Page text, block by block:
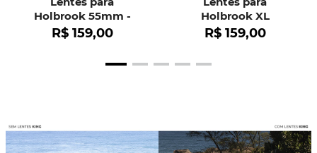
Holbrook 55mm -
OO9102
R$ 159,00
Holbrook XL
R$ 159,00